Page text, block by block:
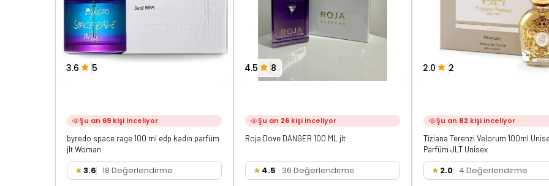
3.6 5
Şu an 69 kişi inceliyor
byredo space rage 100 ml edp kadın parfüm
jlt Woman
3.6 18 Değerlendirme
4.5 8
Şu an 26 kişi inceliyor
Roja Dove DANGER 100 ML jlt
4.5 36 Değerlendirme
2.0 2
Şu an 82 kişi inceliyor
Tiziana Terenzi Velorum 100ml
Parfüm JLT Unisex
2.0 4 Değerlendirme